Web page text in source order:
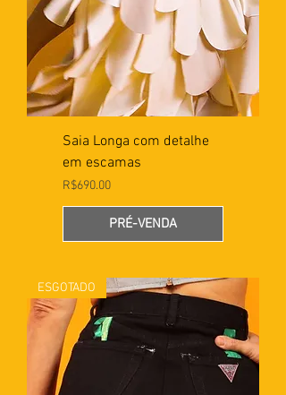
Saia Longa com detalhe
em escamas
Preço
R$690.00
PRÉ-VENDA
ESGOTADO